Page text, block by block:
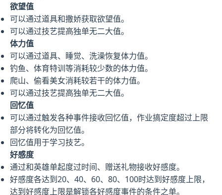
欲望值
可以通过道具和撒娇获取欲望值。
可以通过技艺提高独单无二大值。
体力值
可以通过道具、睡觉、洗澡恢复体力值。
钓鱼、体育特训等消耗较少数的体力值。
爬山、偷看美女消耗较若干的体力值。
可以通过技艺提高独单无二大值。
回忆值
可以通过触发各种事件接收回忆值，作业搞定度超过上限
部分将转化为回忆值。
回忆值用于学习技艺。
好感度
通过和英雄单起度过时间、赠送礼物接收好感度。
好感度各达到20、40、60、80、100时达到好感度上限，
达到好感度上限是解锁各好感度事件的条件之单。